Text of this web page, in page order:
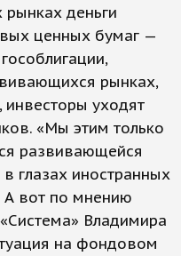
рынках деньги
ценных бумаг —
рынках,
инвесторы уходят
«Мы этим только
развивающейся
глазах иностранных
А вот по мнению
Владимира
на фондовом